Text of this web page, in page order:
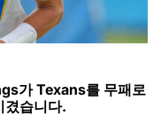
가 Texans를 무패로
습니다.